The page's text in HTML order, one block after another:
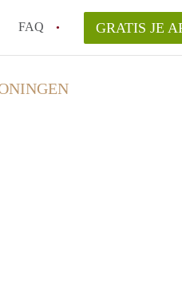
FAQ GRATIS JE